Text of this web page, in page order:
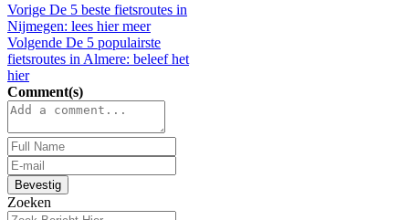
Vorige De 5 beste fietsroutes in
Nijmegen: lees hier meer
Volgende De 5 populairste
fietsroutes in Almere: beleef het
hier
Comment(s)
Bevestig
Zoeken